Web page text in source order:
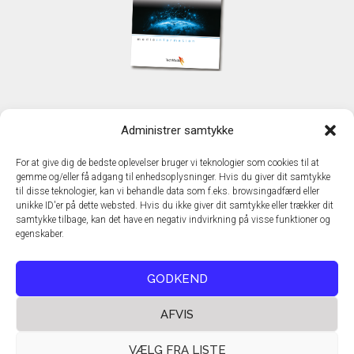
Administrer samtykke
For at give dig de bedste oplevelser bruger vi teknologier som cookies til at
gemme og/eller få adgang til enhedsoplysninger. Hvis du giver dit samtykke
til disse teknologier, kan vi behandle data som f.eks. browsingadfærd eller
unikke ID'er på dette websted. Hvis du ikke giver dit samtykke eller trækker dit
samtykke tilbage, kan det have en negativ indvirkning på visse funktioner og
egenskaber.
GODKEND
AFVIS
VÆLG FRA LISTE
TechMedia A/S
DK - 2600 Glostrup
www.techmedia.dk
Telefon: +45 43 24 26 28
E-mail:info@techmedia.dk